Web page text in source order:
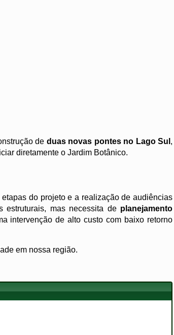
de duas novas pontes no Lago Sul ,
diretamente o Jardim Botânico.
do projeto e a realização de audiências
estruturais, mas necessita de planejamento
intervenção de alto custo com baixo retorno
em nossa região.